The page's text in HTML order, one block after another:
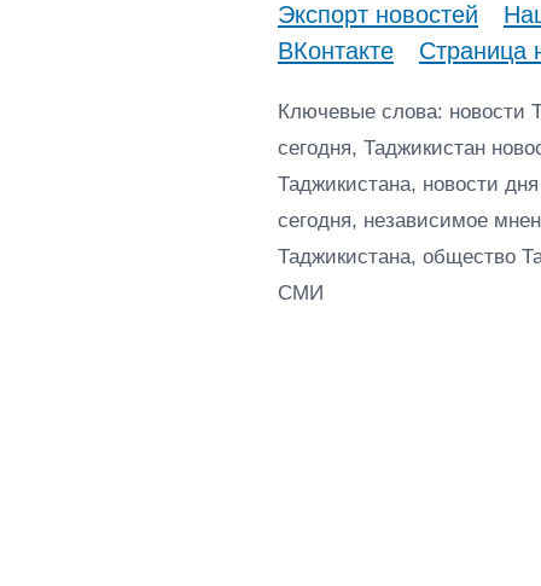
Экспорт новостей
ВКонтакте
Страница
Ключевые слова: новости
сегодня, Таджикистан
Таджикистана, новости
сегодня, независимое
Таджикистана, общество
СМИ